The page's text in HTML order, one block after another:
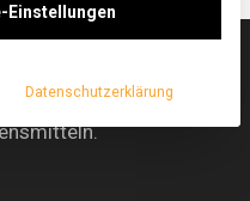
ist das Online-
Einstellungen
Datenschutzerklärung